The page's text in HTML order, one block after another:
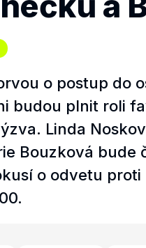
o postup do
budou plnit roli
Linda
Bouzková bude
o odvetu